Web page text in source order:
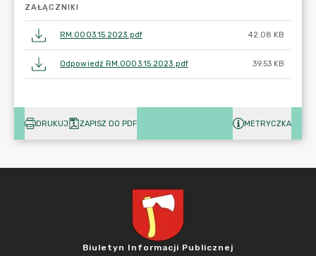
ZAŁĄCZNIKI
RM.0003.15.2023.pdf 42.08 KB
Odpowiedź RM.0003.15.2023.pdf 39.53 KB
DRUKUJ ZAPISZ DO PDF METRYCZKA
Biuletyn Informacji Publicznej